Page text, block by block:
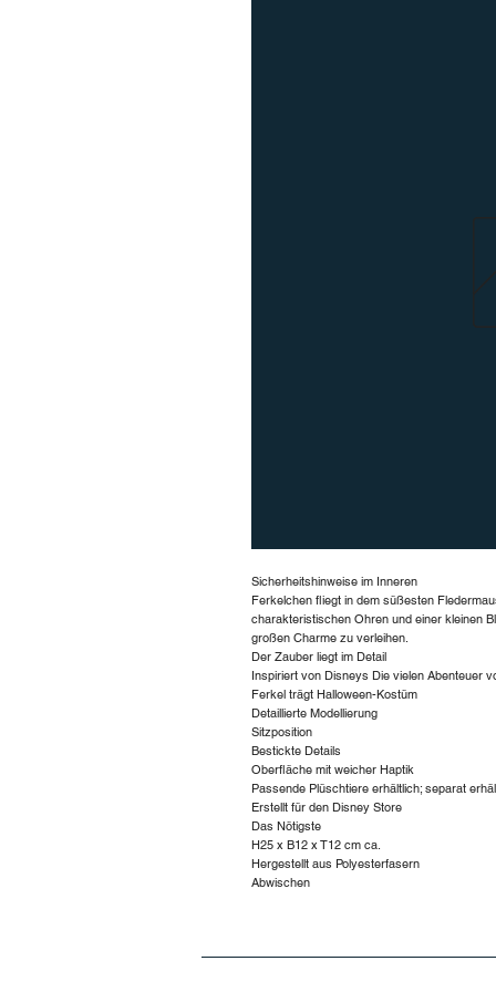
Sicherheitshinweise im Inneren
Ferkelchen fliegt in dem süßesten
charakteristischen Ohren und einer kleinen
großen Charme zu verleihen.
Der Zauber liegt im Detail
Inspiriert von Disneys Die vielen Abenteuer
Ferkel trägt Halloween-Kostüm
Detaillierte Modellierung
Sitzposition
Bestickte Details
Oberfläche mit weicher Haptik
Passende Plüschtiere erhältlich; separat
Erstellt für den Disney Store
Das Nötigste
H25 x B12 x T12 cm ca.
Hergestellt aus Polyesterfasern
Abwischen